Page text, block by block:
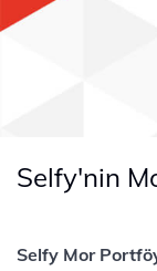
Selfy'nin
Selfy Mor